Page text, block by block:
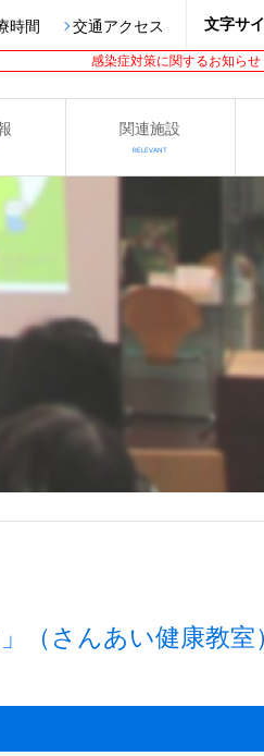
感染症対策に関するお知らせ
時間 交通アクセス 文字サ
関連施設
RELEVANT
（さんあい健康教室）